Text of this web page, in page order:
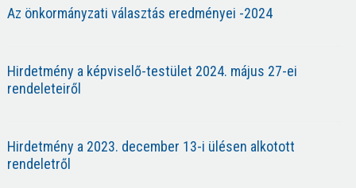
Az önkormányzati választás eredményei -2024
Hirdetmény a képviselő-testület 2024. május 27-ei
rendeleteiről
Hirdetmény a 2023. december 13-i ülésen alkotott
rendeletről